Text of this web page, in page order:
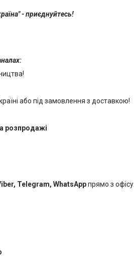
- приєднуйтесь!
або під замовлення з доставкою!
розпродажі
Telegram, WhatsAppпрямо з офісу.